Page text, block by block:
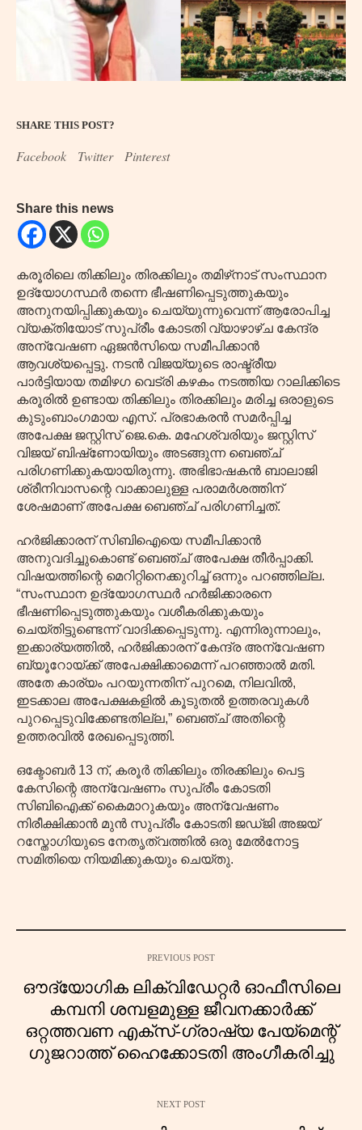
SHARE THIS POST?
Facebook Twitter Pinterest
Share this news
കരൂരിലെ തിക്കിലും തിരക്കിലും തമിഴ്‌നാട് സംസ്ഥാന
ഉദ്യോഗസ്ഥർ തന്നെ ഭീഷണിപ്പെടുത്തുകയും
അനുനയിപ്പിക്കുകയും ചെയ്യുന്നുവെന്ന് ആരോപിച്ച
വ്യക്തിയോട് സുപ്രീം കോടതി വ്യാഴാഴ്ച കേന്ദ്ര
അന്വേഷണ ഏജൻസിയെ സമീപിക്കാൻ
ആവശ്യപ്പെട്ടു. നടൻ വിജയ്‌യുടെ രാഷ്ട്രീയ
പാർട്ടിയായ തമിഴഗ വെട്രി കഴകം നടത്തിയ റാലിക്കിടെ
കരൂരിൽ ഉണ്ടായ തിക്കിലും തിരക്കിലും മരിച്ച ഒരാളുടെ
കുടുംബാംഗമായ എസ്. പ്രഭാകരൻ സമർപ്പിച്ച
അപേക്ഷ ജസ്റ്റിസ് ജെ.കെ. മഹേശ്വരിയും ജസ്റ്റിസ്
വിജയ് ബിഷ്‌ണോയിയും അടങ്ങുന്ന ബെഞ്ച്
പരിഗണിക്കുകയായിരുന്നു. അഭിഭാഷകൻ ബാലാജി
ശ്രീനിവാസന്റെ വാക്കാലുള്ള പരാമർശത്തിന്
ശേഷമാണ് അപേക്ഷ ബെഞ്ച് പരിഗണിച്ചത്.
ഹർജിക്കാരന് സിബിഐയെ സമീപിക്കാൻ
അനുവദിച്ചുകൊണ്ട് ബെഞ്ച് അപേക്ഷ തീർപ്പാക്കി.
വിഷയത്തിന്റെ മെറിറ്റിനെക്കുറിച്ച് ഒന്നും പറഞ്ഞില്ല.
“സംസ്ഥാന ഉദ്യോഗസ്ഥർ ഹർജിക്കാരനെ
ഭീഷണിപ്പെടുത്തുകയും വശീകരിക്കുകയും
ചെയ്തിട്ടുണ്ടെന്ന് വാദിക്കപ്പെടുന്നു. എന്നിരുന്നാലും,
ഇക്കാര്യത്തിൽ, ഹർജിക്കാരന് കേന്ദ്ര അന്വേഷണ
ബ്യൂറോയ്ക്ക് അപേക്ഷിക്കാമെന്ന് പറഞ്ഞാൽ മതി.
അതേ കാര്യം പറയുന്നതിന് പുറമെ, നിലവിൽ,
ഇടക്കാല അപേക്ഷകളിൽ കൂടുതൽ ഉത്തരവുകൾ
പുറപ്പെടുവിക്കേണ്ടതില്ല,” ബെഞ്ച് അതിന്റെ
ഉത്തരവിൽ രേഖപ്പെടുത്തി.
ഒക്ടോബർ 13 ന്, കരൂർ തിക്കിലും തിരക്കിലും പെട്ട
കേസിന്റെ അന്വേഷണം സുപ്രീം കോടതി
സിബിഐക്ക് കൈമാറുകയും അന്വേഷണം
നിരീക്ഷിക്കാൻ മുൻ സുപ്രീം കോടതി ജഡ്ജി അജയ്
റസ്തോഗിയുടെ നേതൃത്വത്തിൽ ഒരു മേൽനോട്ട
സമിതിയെ നിയമിക്കുകയും ചെയ്തു.
PREVIOUS POST
ഔദ്യോഗിക ലിക്വിഡേറ്റർ ഓഫീസിലെ
കമ്പനി ശമ്പളമുള്ള ജീവനക്കാർക്ക്
ഒറ്റത്തവണ എക്സ്-ഗ്രാഷ്യ പേയ്‌മെന്റ്
ഗുജറാത്ത് ഹൈക്കോടതി അംഗീകരിച്ചു
NEXT POST